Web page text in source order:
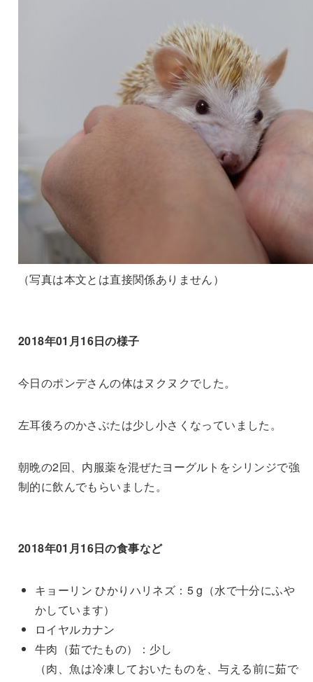
（写真は本文とは直接関係ありません）
2018年01月16日の様子
今日のポンデさんの体はヌクヌクでした。
左耳後ろのかさぶたは少し小さくなっていました。
朝晩の2回、内服薬を混ぜたヨーグルトをシリンジで強
制的に飲んでもらいました。
2018年01月16日の食事など
キョーリン ひかりハリネズ：5 g（水で十分にふや
かしています）
ロイヤルカナン
牛肉（茹でたもの）：少し
（肉、魚は冷凍しておいたものを、与える前に茹で